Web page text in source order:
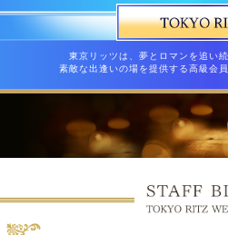
東京リッツは、夢とロマンを追い
素敵な出逢いの場を提供する高級会